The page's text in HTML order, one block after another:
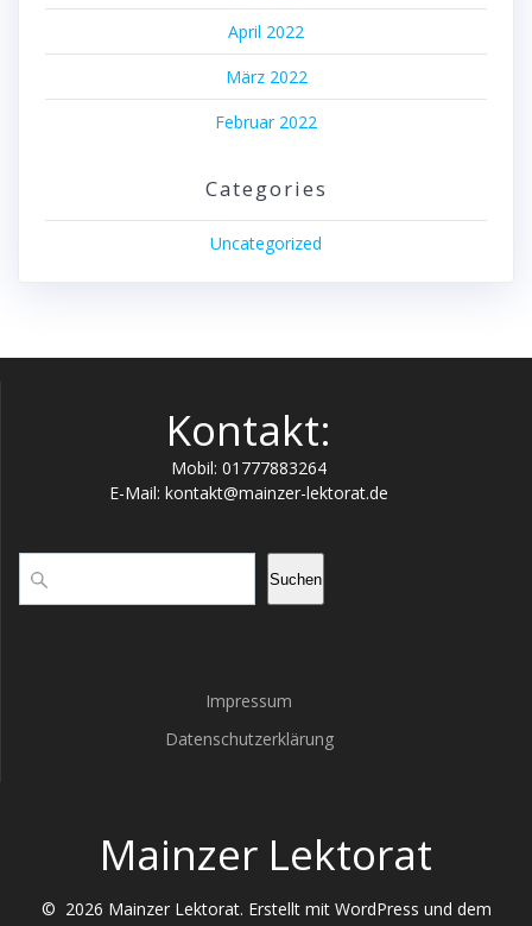
April 2022
März 2022
Februar 2022
Categories
Uncategorized
Kontakt:
Mobil: 01777883264
E-Mail: kontakt@mainzer-lektorat.de
Suchen
Impressum
Datenschutzerklärung
Mainzer Lektorat
© 2026 Mainzer Lektorat. Erstellt mit WordPress und dem